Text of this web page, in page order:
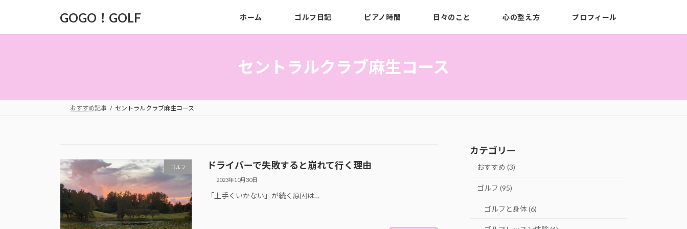
GOGO！GOLF ホーム ゴルフ日記 ピアノ時間 日々のこと 心の整え方 プロフィール
セントラルクラブ麻生コース
おすすめ記事 セントラルクラブ麻生コース
ゴルフ ドライバーで失敗すると崩れて行く理由
2023年10月30日
「上手くいかない」が続く原因は…
カテゴリー
おすすめ (3)
ゴルフ (95)
ゴルフと身体 (6)